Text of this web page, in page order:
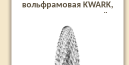
вольфрамовая KWARK,
конус закругленный
«кукуруза» для левши
«Shark Blade», сине-
фиолетовая, 6 мм (KANV-
5014M-L)